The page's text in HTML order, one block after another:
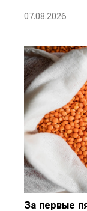
07.08.2026
За первые